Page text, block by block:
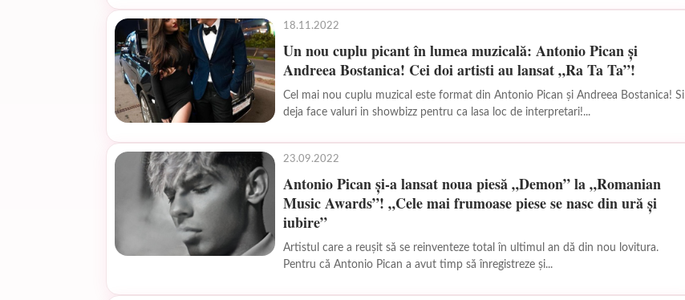
18.11.2022
Un nou cuplu picant în lumea muzicală: Antonio Pican și
Andreea Bostanica! Cei doi artisti au lansat „Ra Ta Ta”!
Cel mai nou cuplu muzical este format din Antonio Pican și Andreea Bostanica! Si
deja face valuri in showbizz pentru ca lasa loc de interpretari!...
23.09.2022
Antonio Pican și-a lansat noua piesă „Demon” la „Romanian
Music Awards”! „Cele mai frumoase piese se nasc din ură și
iubire”
Artistul care a reușit să se reinventeze total în ultimul an dă din nou lovitura.
Pentru că Antonio Pican a avut timp să înregistreze și...